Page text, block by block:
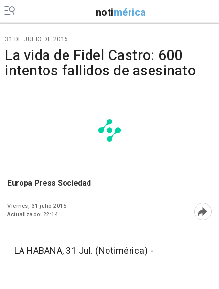
notimérica
31 DE JULIO DE 2015
La vida de Fidel Castro: 600
intentos fallidos de asesinato
Europa Press Sociedad
Viernes, 31 julio 2015
Actualizado: 22:14
LA HABANA, 31 Jul. (Notimérica) -